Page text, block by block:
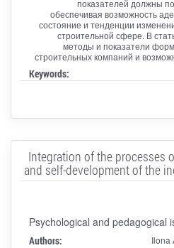
показателей должны
обеспечивая возможность
состояние и тенденции
строительной сфере. В
методы и показатели
строительных компаний и
Keywords:
Integration of the processes
and self-development of the
Psychological and pedagogical
Authors: Ilona